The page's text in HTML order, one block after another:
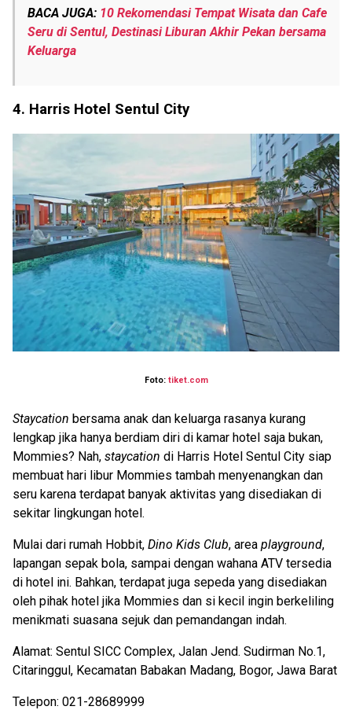
BACA JUGA: 10 Rekomendasi Tempat Wisata dan Cafe
Seru di Sentul, Destinasi Liburan Akhir Pekan bersama
Keluarga
4. Harris Hotel Sentul City
Foto: tiket.com
Staycation bersama anak dan keluarga rasanya kurang
lengkap jika hanya berdiam diri di kamar hotel saja bukan,
Mommies? Nah, staycation di Harris Hotel Sentul City siap
membuat hari libur Mommies tambah menyenangkan dan
seru karena terdapat banyak aktivitas yang disediakan di
sekitar lingkungan hotel.
Mulai dari rumah Hobbit, Dino Kids Club, area playground,
lapangan sepak bola, sampai dengan wahana ATV tersedia
di hotel ini. Bahkan, terdapat juga sepeda yang disediakan
oleh pihak hotel jika Mommies dan si kecil ingin berkeliling
menikmati suasana sejuk dan pemandangan indah.
Alamat: Sentul SICC Complex, Jalan Jend. Sudirman No.1,
Citaringgul, Kecamatan Babakan Madang, Bogor, Jawa Barat
Telepon: 021-28689999